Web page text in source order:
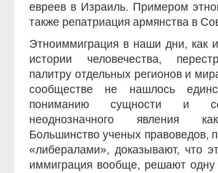
евреев в Израиль. Примером
также репатриация армянства в
Этноиммиграция в наши дни, как
истории человечества,
палитру отдельных регионов и
сообществе не нашлось
пониманию сущности и
неоднозначного явления
Большинство ученых правоведов,
«либералами», доказывают, что
иммиграция вообще, решают одну